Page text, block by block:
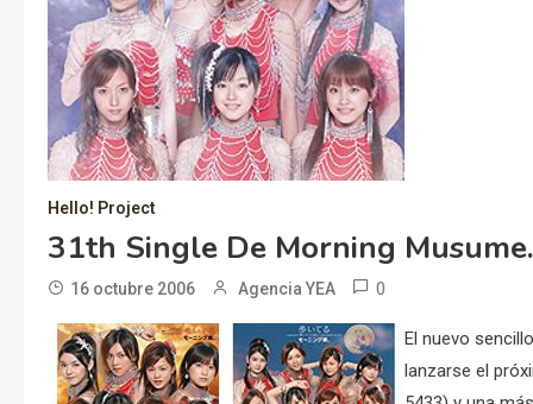
Hello! Project
31th Single De Morning
16 octubre 2006 Agencia YEA 0
El nuevo
lanzarse el